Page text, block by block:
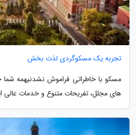
تجربه یک مسکوگردی لذت بخش
مسکو با خاطراتی فراموش نشدنیهمه شما
های مجلل، تفریحات متنوع و خدمات عالی